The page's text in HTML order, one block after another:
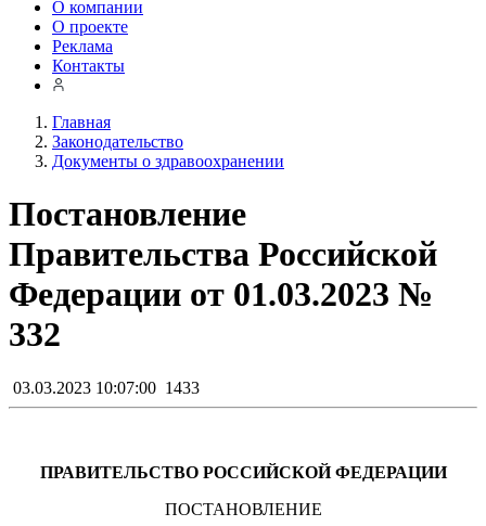
О компании
О проекте
Реклама
Контакты
Главная
Законодательство
Документы о здравоохранении
Постановление
Правительства Российской
Федерации от 01.03.2023 №
332
03.03.2023 10:07:00 1433
ПРАВИТЕЛЬСТВО РОССИЙСКОЙ ФЕДЕРАЦИИ
ПОСТАНОВЛЕНИЕ